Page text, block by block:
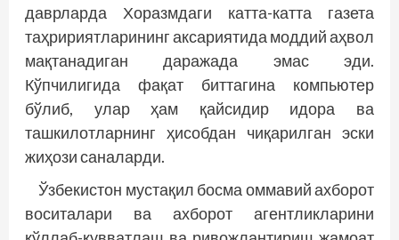
даврларда Хоразмдаги катта-катта газета
таҳририятларининг аксариятида моддий аҳвол
мақтанадиган даражада эмас эди.
Кўпчилигида фақат биттагина компьютер
бўлиб, улар ҳам қайсидир идора ва
ташкилотларнинг ҳисобдан чиқарилган эски
жиҳози саналарди.
Ўзбекистон мустақил босма оммавий ахборот
воситалари ва ахборот агентликларини